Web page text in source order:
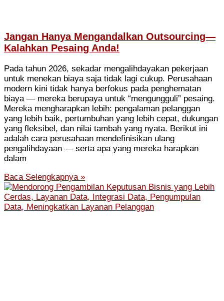
Jangan Hanya Mengandalkan Outsourcing—
Kalahkan Pesaing Anda!
Pada tahun 2026, sekadar mengalihdayakan pekerjaan
untuk menekan biaya saja tidak lagi cukup. Perusahaan
modern kini tidak hanya berfokus pada penghematan
biaya — mereka berupaya untuk “mengungguli” pesaing.
Mereka mengharapkan lebih: pengalaman pelanggan
yang lebih baik, pertumbuhan yang lebih cepat, dukungan
yang fleksibel, dan nilai tambah yang nyata. Berikut ini
adalah cara perusahaan mendefinisikan ulang
pengalihdayaan — serta apa yang mereka harapkan
dalam
Baca Selengkapnya »